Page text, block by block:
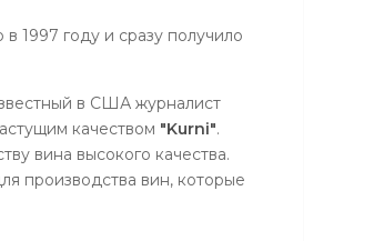
1997 году и сразу получило
в США журналист
качеством "Kurni".
вина высокого качества.
производства вин, которые